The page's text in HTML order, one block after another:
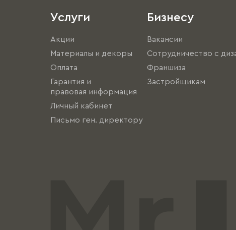
Услуги
Акции
Материалы и декоры
Оплата
Гарантия и
правовая информация
Личный кабинет
Письмо ген. директору
Бизнесу
Вакансии
Сотрудничество с
Франшиза
Застройщикам